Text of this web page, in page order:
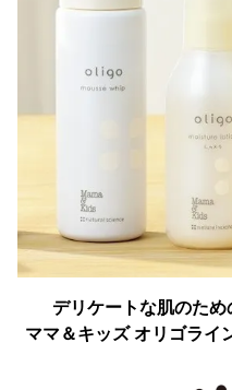
デリケートな肌のた
ママ＆キッズ オリゴラ